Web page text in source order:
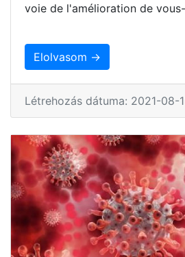
voie de l'amélioration de
Elolvasom →
Létrehozás dátuma: 2021-08-